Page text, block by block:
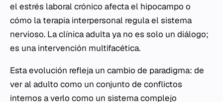
el estrés laboral crónico afecta el hipocampo o
cómo la terapia interpersonal regula el sistema
nervioso. La clínica adulta ya no es solo un diálogo;
es una intervención multifacética.
Esta evolución refleja un cambio de paradigma: de
ver al adulto como un conjunto de conflictos
internos a verlo como un sistema complejo